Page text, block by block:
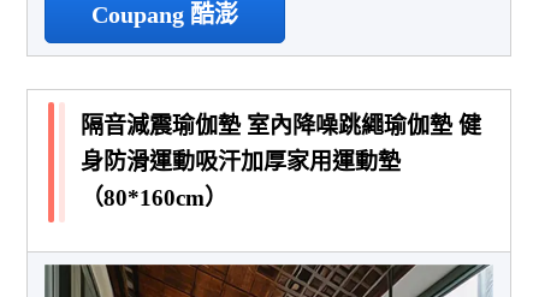
Coupang 酷澎
隔音減震瑜伽墊 室內降噪跳繩瑜伽墊 健
身防滑運動吸汗加厚家用運動墊
（80*160cm）